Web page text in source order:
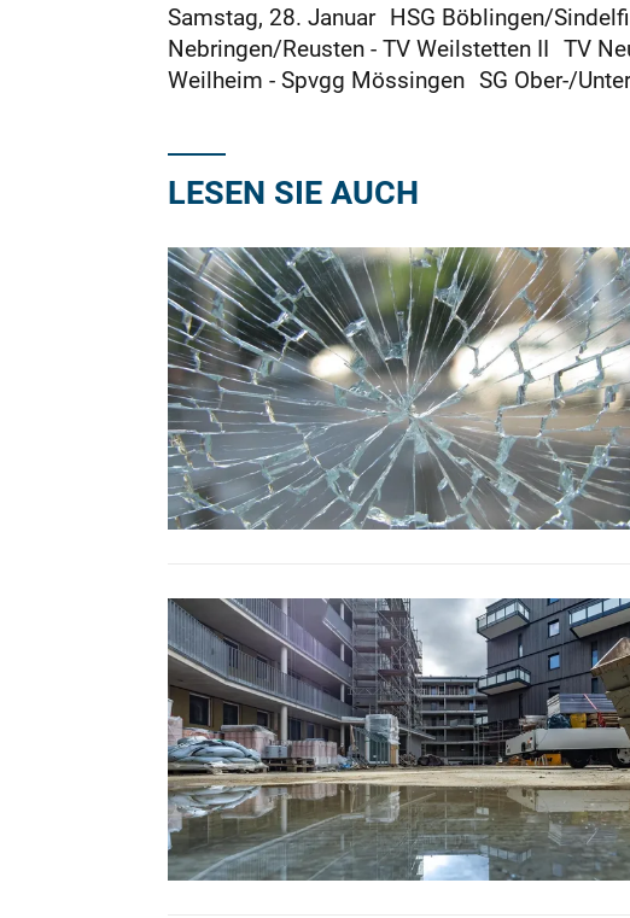
Samstag, 28. Januar HSG Böblingen/
Nebringen/Reusten - TV Weilstetten II TV
Weilheim - Spvgg Mössingen SG Ober-/
LESEN SIE AUCH